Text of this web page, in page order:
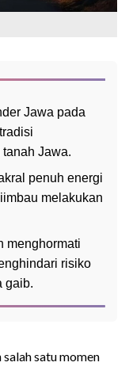
Jawa pada
Jawa.
penuh energi
melakukan
menghormati
risiko
gaib.
satu momen